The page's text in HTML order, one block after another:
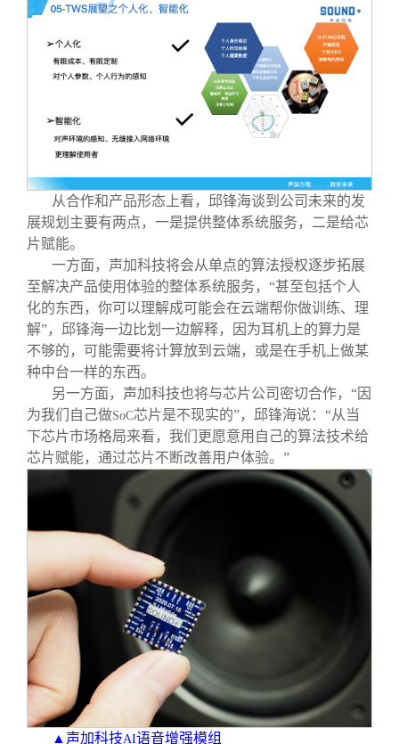
从合作和产品形态上看，邱锋海谈到公司未来的发
展规划主要有两点，一是提供整体系统服务，二是给芯
片赋能。
一方面，声加科技将会从单点的算法授权逐步拓展
至解决产品使用体验的整体系统服务，“甚至包括个人
化的东西，你可以理解成可能会在云端帮你做训练、理
解”，邱锋海一边比划一边解释，因为耳机上的算力是
不够的，可能需要将计算放到云端，或是在手机上做某
种中台一样的东西。
另一方面，声加科技也将与芯片公司密切合作，“因
为我们自己做SoC芯片是不现实的”，邱锋海说：“从当
下芯片市场格局来看，我们更愿意用自己的算法技术给
芯片赋能，通过芯片不断改善用户体验。”
▲声加科技AI语音增强模组